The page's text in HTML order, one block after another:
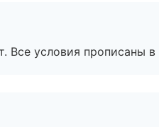
условия прописаны в